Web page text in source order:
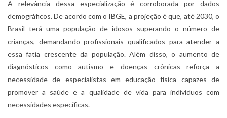
A relevância dessa especialização é corroborada por dados
demográficos. De acordo com o IBGE, a projeção é que, até 2030, o
Brasil terá uma população de idosos superando o número de
crianças, demandando profissionais qualificados para atender a
essa fatia crescente da população. Além disso, o aumento de
diagnósticos como autismo e doenças crônicas reforça a
necessidade de especialistas em educação física capazes de
promover a saúde e a qualidade de vida para indivíduos com
necessidades específicas.